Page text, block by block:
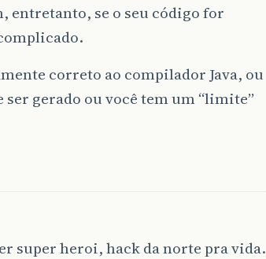
entretanto, se o seu código for
correto ao compilador Java, ou
ser gerado ou você tem um “limite”
super heroi, hack da norte pra vida.